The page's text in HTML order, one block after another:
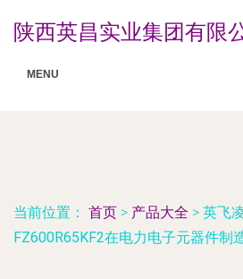
陕西英昌实业集团有限
MENU
当前位置： 首页 > 产品大全 > 英飞
FZ600R65KF2在电力电子元器件制